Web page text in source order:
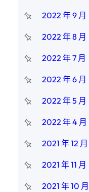
2022 年 9 月
2022 年 8 月
2022 年 7 月
2022 年 6 月
2022 年 5 月
2022 年 4 月
2021 年 12 月
2021 年 11 月
2021 年 10 月